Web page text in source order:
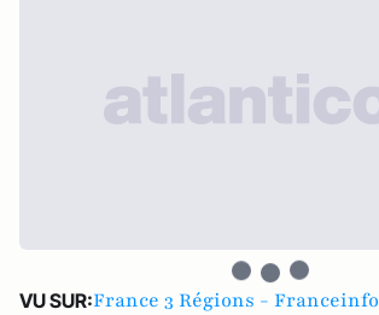
VU SUR:France 3 Régions - Franceinfo